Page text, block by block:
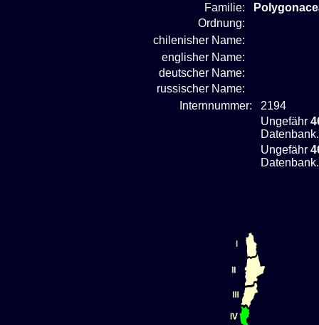
Familie:
Ordnung:
chilenisher Name:
englisher Name:
deutscher Name:
russischer Name:
Internnummer:
2194
Ungefähr
Datenbank.
Ungefähr
Datenbank.